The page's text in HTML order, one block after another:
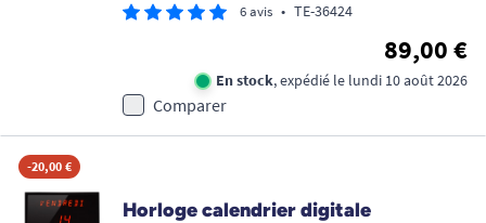
6 avis • TE-36424
89,00 €
En stock, expédié le lundi 10 août 2026
Comparer
-20,00 €
Horloge calendrier digitale